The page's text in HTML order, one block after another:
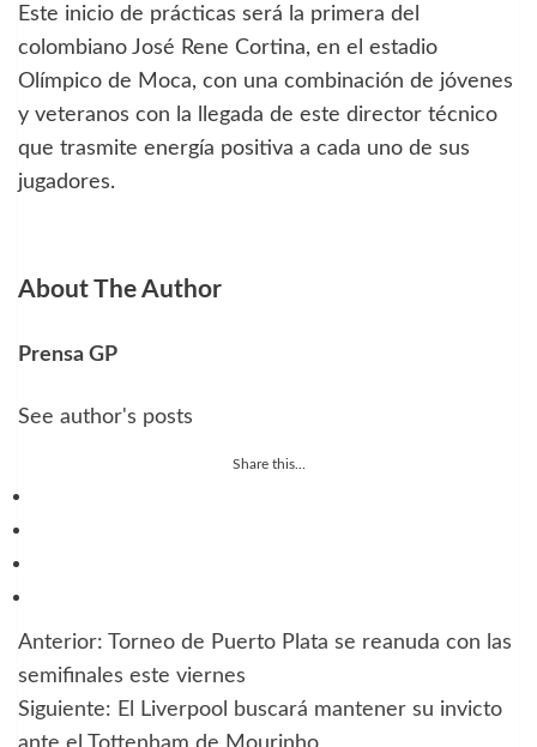
Este inicio de prácticas será la primera del
colombiano José Rene Cortina, en el estadio
Olímpico de Moca, con una combinación de jóvenes
y veteranos con la llegada de este director técnico
que trasmite energía positiva a cada uno de sus
jugadores.
About The Author
Prensa GP
See author's posts
Share this...
Navegación
de
Anterior: Torneo de Puerto Plata se reanuda con las
semifinales este viernes
Siguiente: El Liverpool buscará mantener su invicto